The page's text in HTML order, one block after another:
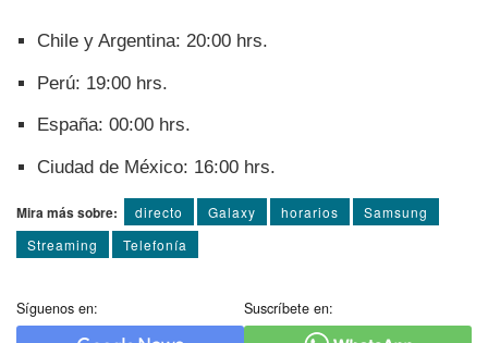
Chile y Argentina: 20:00 hrs.
Perú: 19:00 hrs.
España: 00:00 hrs.
Ciudad de México: 16:00 hrs.
Mira más sobre: directo Galaxy horarios
Samsung
Streaming
Telefoní­a
Síguenos en: Suscríbete en: